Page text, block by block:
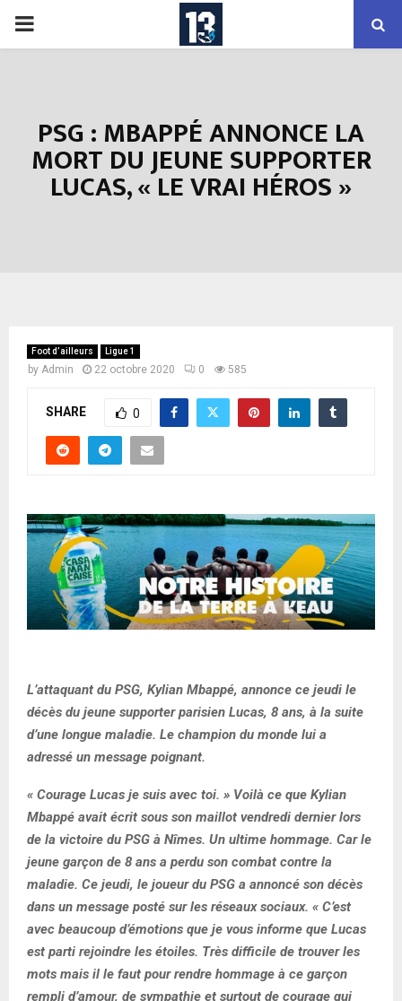
PRIMARY
PSG : MBAPPÉ ANNONCE LA
MORT DU JEUNE SUPPORTER
LUCAS, « LE VRAI HÉROS »
Foot d’ailleurs Ligue 1
by Admin 22 octobre 2020 0 585
SHARE 0
L’attaquant du PSG, Kylian Mbappé, annonce ce jeudi le
décès du jeune supporter parisien Lucas, 8 ans, à la suite
d’une longue maladie. Le champion du monde lui a
adressé un message poignant.
« Courage Lucas je suis avec toi. » Voilà ce que Kylian
Mbappé avait écrit sous son maillot vendredi dernier lors
de la victoire du PSG à Nîmes. Un ultime hommage. Car le
jeune garçon de 8 ans a perdu son combat contre la
maladie. Ce jeudi, le joueur du PSG a annoncé son décès
dans un message posté sur les réseaux sociaux. « C’est
avec beaucoup d’émotions que je vous informe que Lucas
est parti rejoindre les étoiles. Très difficile de trouver les
mots mais il le faut pour rendre hommage à ce garçon
rempli d’amour, de sympathie et surtout de courage qui